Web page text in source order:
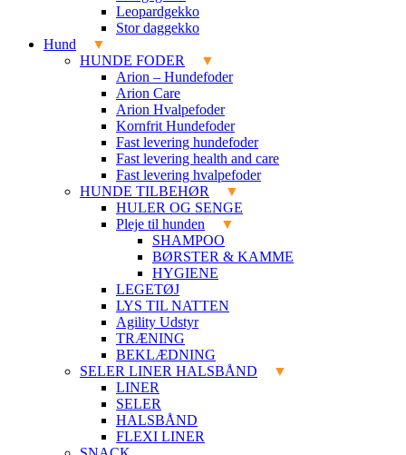
Leopardgekko
Stor daggekko
Hund
HUNDE FODER
Arion – Hundefoder
Arion Care
Arion Hvalpefoder
Kornfrit Hundefoder
Fast levering hundefoder
Fast levering health and care
Fast levering hvalpefoder
HUNDE TILBEHØR
HULER OG SENGE
Pleje til hunden
SHAMPOO
BØRSTER & KAMME
HYGIENE
LEGETØJ
LYS TIL NATTEN
Agility Udstyr
TRÆNING
BEKLÆDNING
SELER LINER HALSBÅND
LINER
SELER
HALSBÅND
FLEXI LINER